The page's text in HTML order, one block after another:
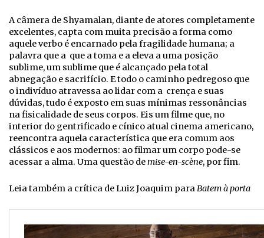
A câmera de Shyamalan, diante de atores completamente
excelentes, capta com muita precisão a forma como
aquele verbo é encarnado pela fragilidade humana; a
palavra que a que a toma e a eleva a uma posição
sublime, um sublime que é alcançado pela total
abnegação e sacrifício. E todo o caminho pedregoso que
o indivíduo atravessa ao lidar com a crença e suas
dúvidas, tudo é exposto em suas mínimas ressonâncias
na fisicalidade de seus corpos. Eis um filme que, no
interior do gentrificado e cínico atual cinema americano,
reencontra aquela característica que era comum aos
clássicos e aos modernos: ao filmar um corpo pode-se
acessar a alma. Uma questão demise-en-scène, por fim.
Leia também a crítica de Luiz Joaquim paraBatem à porta